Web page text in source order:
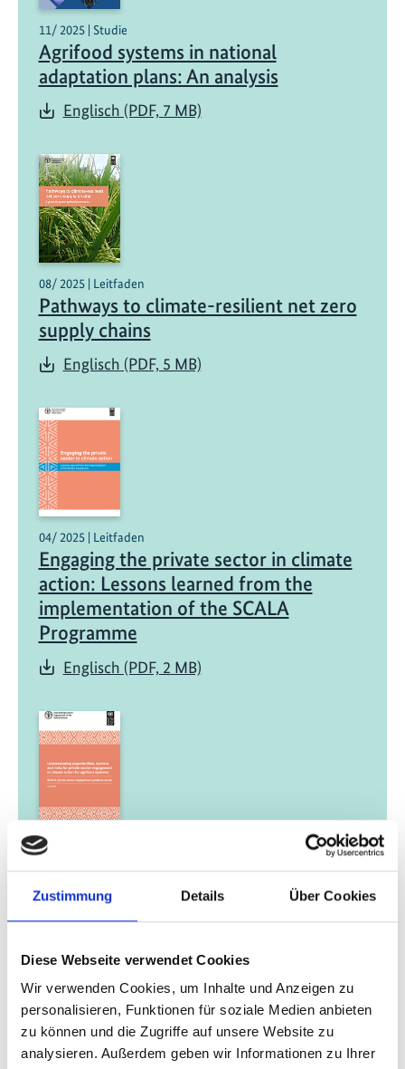
Zustimmung Details Über Cookies
Diese Webseite verwendet Cookies
Wir verwenden Cookies, um Inhalte und Anzeigen zu
personalisieren, Funktionen für soziale Medien anbieten
zu können und die Zugriffe auf unsere Website zu
analysieren. Außerdem geben wir Informationen zu Ihrer
11/ 2025 | Studie
Agrifood systems in national
adaptation plans: An analysis
Englisch (PDF, 7 MB)
08/ 2025 | Leitfaden
Pathways to climate-resilient net zero
supply chains
Englisch (PDF, 5 MB)
04/ 2025 | Leitfaden
Engaging the private sector in climate
action: Lessons learned from the
implementation of the SCALA
Programme
Englisch (PDF, 2 MB)
04/ 2025 | Leitfaden
Understanding opportunities, barriers
and risks for private sector
engagement in climate action for
Englisch (PDF, 643 KB)
mehr Publikationen